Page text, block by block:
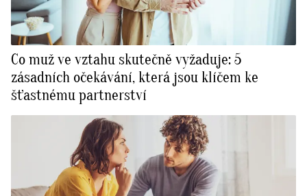
Co muž ve vztahu skutečně vyžaduje: 5
zásadních očekávání, která jsou klíčem ke
šťastnému partnerství